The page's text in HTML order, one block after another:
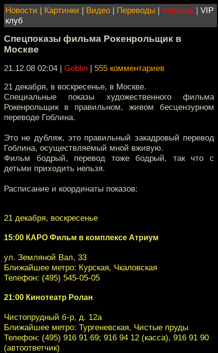
Новости | Картинки | Видео | Переводы | Магазин | VIP
клуб
Спецпоказы фильма Рокенрольщик в
Москве
21.12.08 02:04 | Goblin | 555 комментариев
21 декабря, в воскресенье, в Москве.
Специальные показы художественного фильма
Рокенрольщик в правильном, живом бесцензурном
переводе Гоблина.
Это не дубляж, это правильный закадровый перевод
Гоблина, осуществляемый мной вживую.
Фильм бодрый, перевод тоже бодрый, так что с
детьми приходить нельзя.
Расписание и координаты показов:
21 декабря, воскресенье
15:00 КАРО Фильм в комплексе Атриум
ул. Земляной Вал, 33
Ближайшее метро: Курская, Чкаловская
Телефон: (495) 545-05-05
21:00 Кинотеатр Ролан
Чистопрудный б-р, д. 12а
Ближайшее метро: Тургеневская, Чистые пруды
Телефон: (495) 916 91 69; 916 94 12 (касса), 916 91 90
(автоответчик)